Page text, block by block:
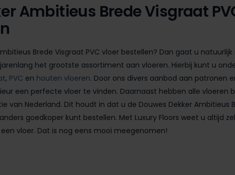
Ambitieus Brede Visgraat
Brede Visgraat PVC vloer bestellen? Dan gaat u natuurlijk
jarenlang het grootste assortiment aan vloeren. Hierbij kunt u
, PVC en houten vloeren. Door ons divers aanbod aan patronen
een perfecte vloer te vinden. Daarnaast hebben alle vloeren
van Nederland. Dit houdt in dat u de Douwes Dekker Ambitieus
goedkoper kunt bestellen. Met Luxury Floors weet u altijd
vloer. Dat is nog eens mooi meegenomen!